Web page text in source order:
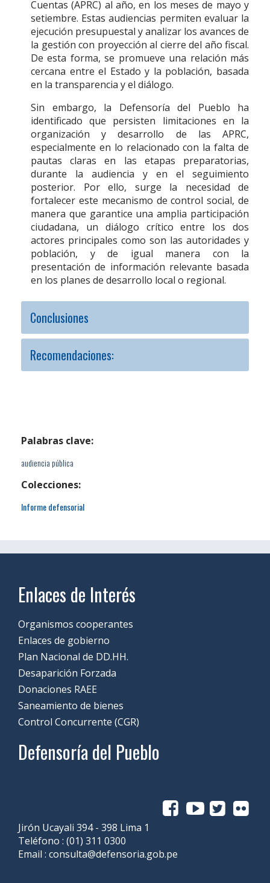
Cuentas (APRC) al año, en los meses de mayo y
setiembre. Estas audiencias permiten evaluar la
ejecución presupuestal y analizar los avances de
la gestión con proyección al cierre del año fiscal.
De esta forma, se promueve una relación más
cercana entre el Estado y la población, basada
en la transparencia y el diálogo.
Sin embargo, la Defensoría del Pueblo ha
identificado que persisten limitaciones en la
organización y desarrollo de las APRC,
especialmente en lo relacionado con la falta de
pautas claras en las etapas preparatorias,
durante la audiencia y en el seguimiento
posterior. Por ello, surge la necesidad de
fortalecer este mecanismo de control social, de
manera que garantice una amplia participación
ciudadana, un diálogo crítico entre los dos
actores principales como son las autoridades y
población, y de igual manera con la
presentación de información relevante basada
en los planes de desarrollo local o regional.
Conclusiones
Recomendaciones:
Palabras clave:
audiencia pública
Colecciones:
Informe defensorial
Enlaces de Interés
Organismos cooperantes
Enlaces de gobierno
Plan Nacional de DD.HH.
Desaparición Forzada
Donaciones RAEE
Saneamiento de bienes
Control Concurrente (CGR)
Defensoría del Pueblo
Jirón Ucayali 394 - 398 Lima 1
Teléfono : (01) 311 0300
Email : consulta@defensoria.gob.pe